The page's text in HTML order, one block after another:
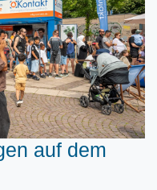
auf dem